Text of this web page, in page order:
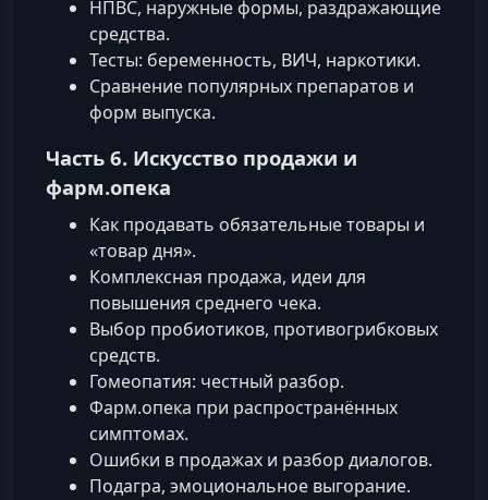
НПВС, наружные формы, раздражающие
средства.
Тесты: беременность, ВИЧ, наркотики.
Сравнение популярных препаратов и
форм выпуска.
Часть 6. Искусство продажи и
фарм.опека
Как продавать обязательные товары и
«товар дня».
Комплексная продажа, идеи для
повышения среднего чека.
Выбор пробиотиков, противогрибковых
средств.
Гомеопатия: честный разбор.
Фарм.опека при распространённых
симптомах.
Ошибки в продажах и разбор диалогов.
Подагра, эмоциональное выгорание.